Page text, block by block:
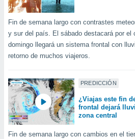
Fin de semana largo con contrastes
y sur del país. El sábado destacará por el
domingo llegará un sistema frontal con
retorno de muchos viajeros.
PREDICCIÓN
¿Viajas este fin
frontal dejará
zona central
Fin de semana largo con cambios en el